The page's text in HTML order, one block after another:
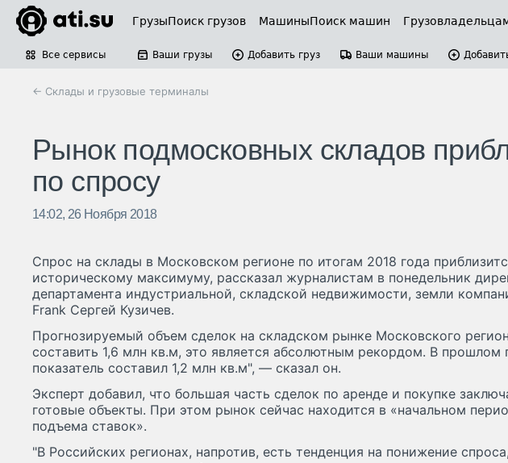
ГрузыПоиск грузов МашиныПоиск машин
Все сервисы Ваши грузы Добавить груз Ваши машины
← Склады и грузовые терминалы
Рынок подмосковных складов
по спросу
14:02, 26 Ноября 2018
Спрос на склады в Московском регионе по итогам 2018 года
историческому максимуму, рассказал журналистам в понедельник
департамента индустриальной, складской недвижимости, земли
Frank Сергей Кузичев.
Прогнозируемый объем сделок на складском рынке Московского
составить 1,6 млн кв.м, это является абсолютным рекордом. В прошлом
показатель составил 1,2 млн кв.м", — сказал он.
Эксперт добавил, что большая часть сделок по аренде и покупке
готовые объекты. При этом рынок сейчас находится в «начальном
подъема ставок».
"В Российских регионах, напротив, есть тенденция на понижение